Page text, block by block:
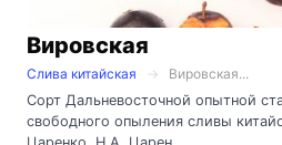
Вировская
Слива китайская
Вировская...
Сорт Дальневосточной опытной
свободного опыления сливы